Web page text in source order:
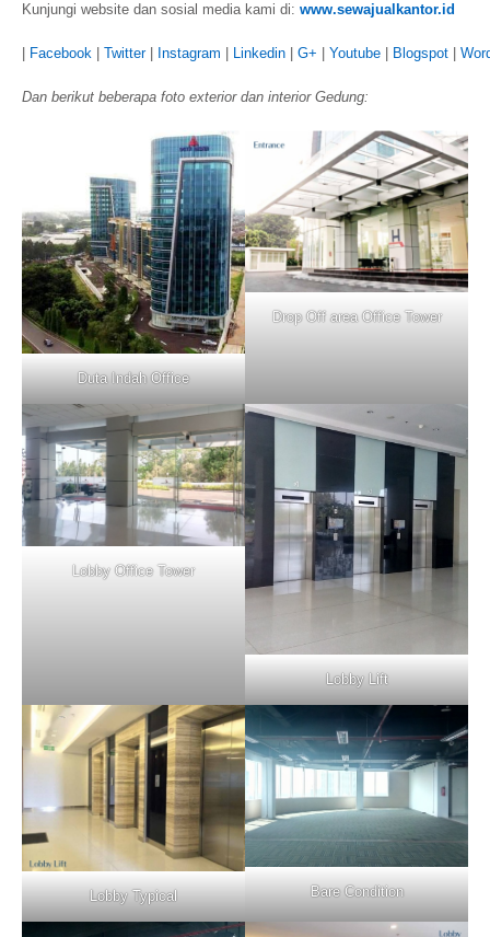
Kunjungi website dan sosial media kami di: www.sewajualkantor.id
Facebook Twitter| Instagram Linkedin G+ Youtube Blogspot
Dan berikut beberapa foto exterior dan interior Gedung:
Duta Indah Office
Drop Off area Office Tower
Lobby Office Tower
Lobby Lift
Lobby Typical Bare Condition